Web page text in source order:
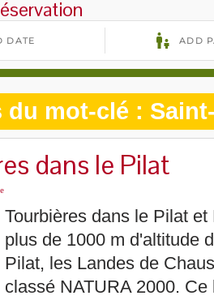
du mot-clé :
dans le Pilat
Tourbières dans le Pilat
plus de 1000 m d'altitude
Pilat, les Landes de
classé NATURA 2000.